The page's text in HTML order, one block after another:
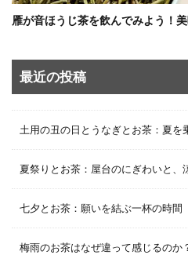
雁が音ほうじ茶を飲んでみよう！
最近の投稿
土用の丑の日とうなぎとお茶：夏を
夏祭りとお茶：屋台のにぎわいと、
七夕とお茶：願いを結ぶ一杯の時間
梅雨のお茶はなぜ違って感じるのか